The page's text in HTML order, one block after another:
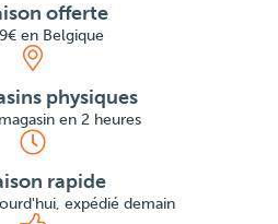
offerte
en Belgique
physiques
en 2 heures
rapide
expédié demain